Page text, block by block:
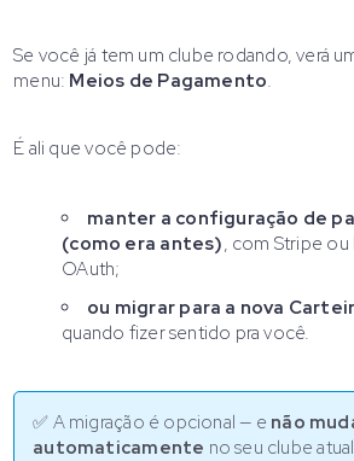
Se você já tem um clube rodando, verá
menu: Meios de Pagamento.
É ali que você pode:
manter a configuração de
(como era antes), com Stripe ou
OAuth;
ou migrar para a nova
quando fizer sentido pra você.
✅ A migração é opcional — e não
automaticamente no seu clube